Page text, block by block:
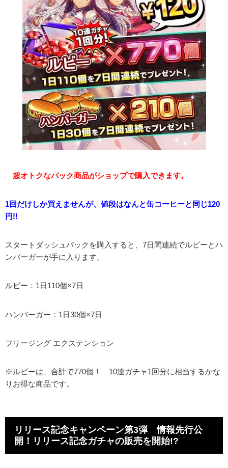
超オトクなパック商品がショップで購入できます。
1回だけしか買えませんが、値段はなんと缶コーヒーと同じ120
円!!
スタートダッシュパックを購入すると、7日間連続でルビーとハ
ンバーガーが手に入ります。
ルビー：1日110個×7日
ハンバーガー：1日30個×7日
フリージング エクステンション
※ルビーは、合計で770個！ 10連ガチャ1回分に相当するかな
りお得な商品です。
リリース記念キャンペーン第3弾 情報先行公
開！リリース記念ガチャの販売を開始!?